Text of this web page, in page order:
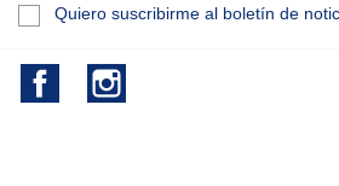
Quiero suscribirme al boletín de
Facebook